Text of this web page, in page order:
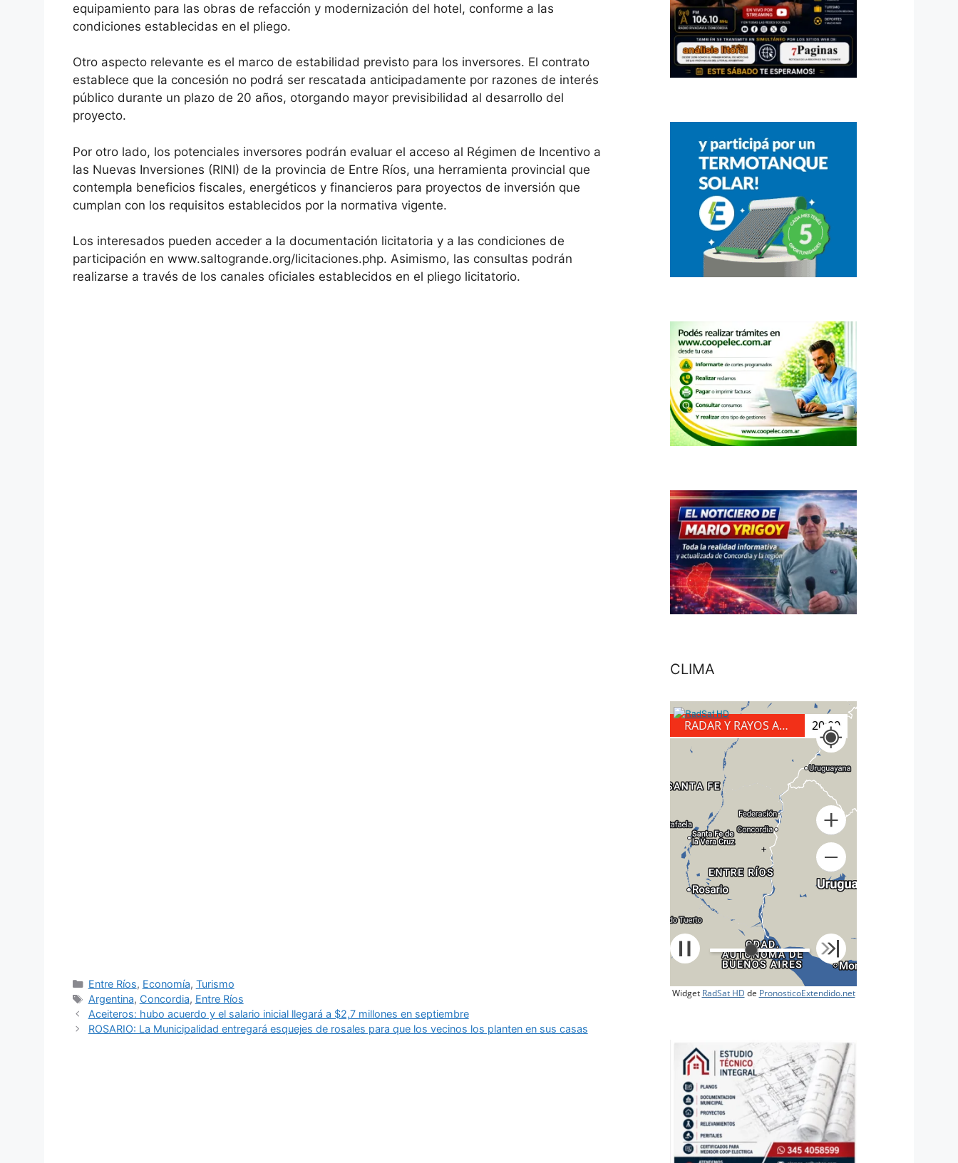
equipamiento para las obras de refacción y modernización del hotel, conforme a las
condiciones establecidas en el pliego.
Otro aspecto relevante es el marco de estabilidad previsto para los inversores. El contrato
establece que la concesión no podrá ser rescatada anticipadamente por razones de interés
público durante un plazo de 20 años, otorgando mayor previsibilidad al desarrollo del
proyecto.
Por otro lado, los potenciales inversores podrán evaluar el acceso al Régimen de Incentivo a
las Nuevas Inversiones (RINI) de la provincia de Entre Ríos, una herramienta provincial que
contempla beneficios fiscales, energéticos y financieros para proyectos de inversión que
cumplan con los requisitos establecidos por la normativa vigente.
Los interesados pueden acceder a la documentación licitatoria y a las condiciones de
participación en www.saltogrande.org/licitaciones.php. Asimismo, las consultas podrán
realizarse a través de los canales oficiales establecidos en el pliego licitatorio.
Categorías
Entre Ríos, Economía, Turismo
Etiquetas
Argentina, Concordia, Entre Ríos
Aceiteros: hubo acuerdo y el salario inicial llegará a $2,7 millones en septiembre
ROSARIO: La Municipalidad entregará esquejes de rosales para que los vecinos los planten en sus casas
CLIMA
RADAR Y RAYOS A TIERRA 20:20
+
Widget RadSat HD de PronosticoExtendido.net